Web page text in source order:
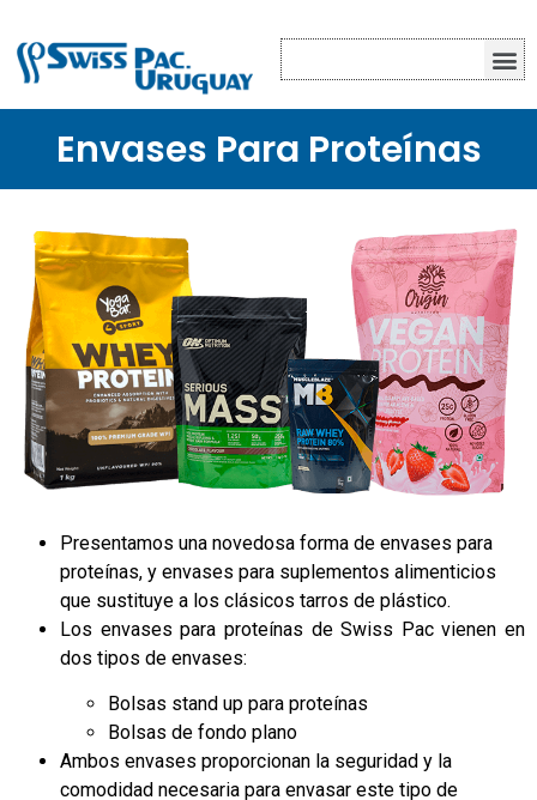
Envases Para Proteínas
Presentamos una novedosa forma de envases para
proteínas, y envases para suplementos alimenticios
que sustituye a los clásicos tarros de plástico.
Los envases para proteínas de Swiss Pac vienen en
dos tipos de envases:
Bolsas stand up para proteínas
Bolsas de fondo plano
Ambos envases proporcionan la seguridad y la
comodidad necesaria para envasar este tipo de